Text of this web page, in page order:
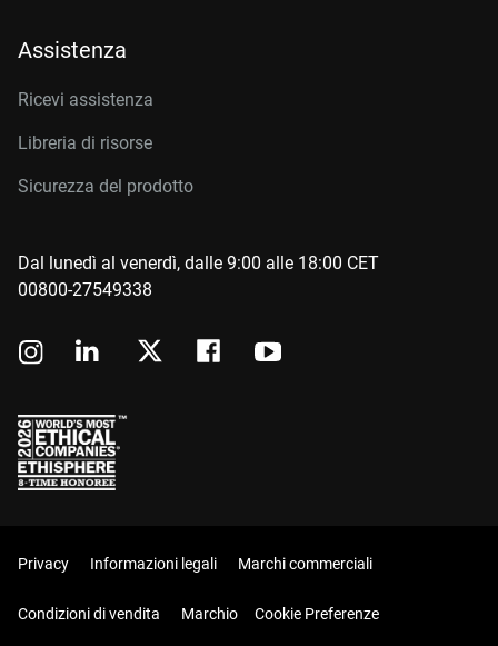
Assistenza
Ricevi assistenza
Libreria di risorse
Sicurezza del prodotto
Dal lunedì al venerdì, dalle 9:00 alle 18:00 CET
00800-27549338
Privacy Informazioni legali Marchi commerciali
Condizioni di vendita Marchio Cookie Preferenze